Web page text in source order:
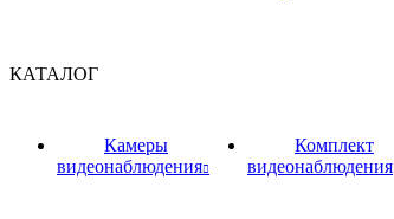
КАТАЛОГ
Камеры
видеонаблюдения
Комплект
видеонаблюдения